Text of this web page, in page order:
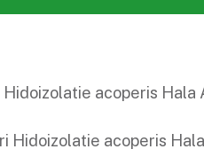
acoperis
Hidoizolatie acoperis